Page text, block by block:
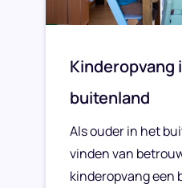
Kinderopvang
buitenland
Als ouder in het
vinden van
kinderopvang een